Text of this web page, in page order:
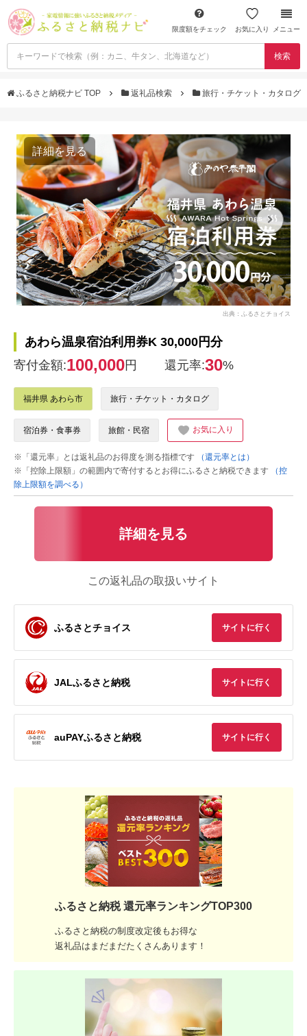
限度額をチェック お気に入り メニュー
検索
ふるさと納税ナビ TOP 返礼品検索 旅行・チケット・カタログ
詳細を見る
出典：ふるさとチョイス
あわら温泉宿泊利用券K 30,000円分
寄付金額:100,000円 還元率:30%
福井県 あわら市 旅行・チケット・カタログ
宿泊券・食事券 旅館・民宿 お気に入り
※「還元率」とは返礼品のお得度を測る指標です
（還元率とは）
※「控除上限額」の範囲内で寄付するとお得にふるさと納税できます
（控
除上限額を調べる）
詳細を見る
この返礼品の取扱いサイト
ふるさとチョイス サイトに行く
JALふるさと納税 サイトに行く
auPAYふるさと納税 サイトに行く
ふるさと納税 還元率ランキングTOP300
ふるさと納税の制度改定後もお得な
返礼品はまだまだたくさんあります！